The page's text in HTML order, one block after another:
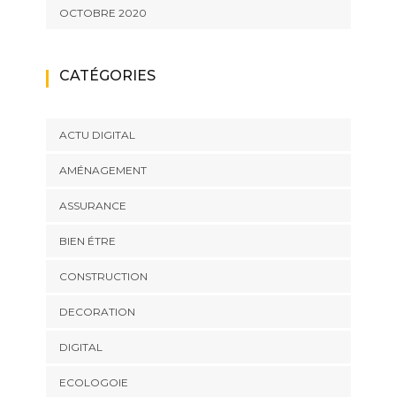
OCTOBRE 2020
CATÉGORIES
ACTU DIGITAL
AMÉNAGEMENT
ASSURANCE
BIEN ÉTRE
CONSTRUCTION
DECORATION
DIGITAL
ECOLOGOIE